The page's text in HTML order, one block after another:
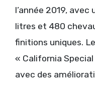
l’année 2019,
litres et 480
finitions uniques.
« California
avec des